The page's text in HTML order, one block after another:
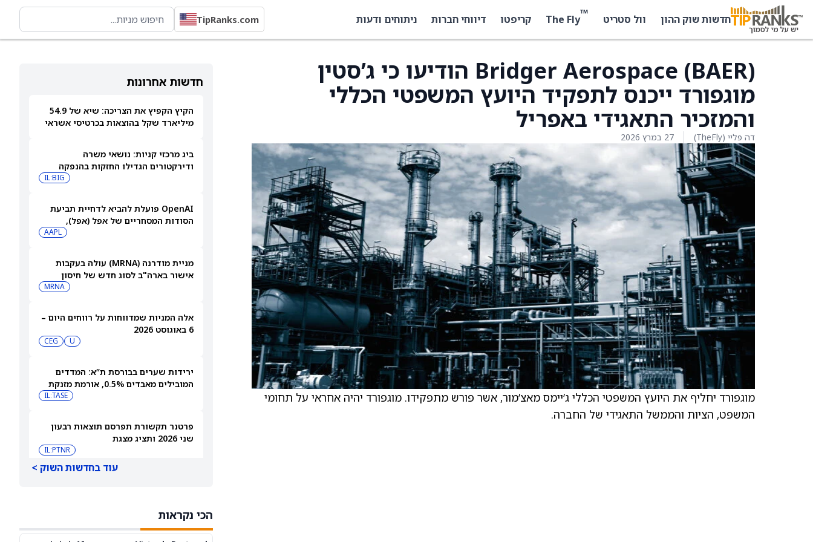
חדשות שוק ההון וול סטריט ™
The Fly קריפטו דיווחי חברות ניתוחים ודעות TipRanks.com
חדשות אחרונות
הקיץ הקפיץ את הצריכה: שיא של 54.9
מיליארד שקל בהוצאות בכרטיסי אשראי
ביג מרכזי קניות: נושאי משרה
ודירקטורים הגדילו החזקות בהנפקה
IL:BIG
OpenAI פועלת להביא לדחיית תביעת
הסודות המסחריים של אפל (אפל),
שאותה כינתה "רשלנית, אגרסיבית AAPL
מניית מודרנה (MRNA) עולה בעקבות
אישור בארה"ב לסוג חדש של חיסון
MRNA
אלה המניות שמדווחות על רווחים היום –
6 באוגוסט 2026
U
CEG
ירידות שערים בבורסת ת”א: המדדים
המובילים מאבדים 0.5%, אורמת מזנקת
IL:TASE
פרטנר תקשורת תפרסם תוצאות רבעון
שני 2026 ותציג מצגת
IL:PTNR
אאורה השקעות זכתה בפרויקט
עוד בחדשות השוק >
הכי נקראות
Bridger Aerospace (BAER) הודיעו כי ג’סטין
מוגפורד ייכנס לתפקיד היועץ המשפטי הכללי
והמזכיר התאגידי באפריל
דה פליי (TheFly) 27 במרץ 2026
מוגפורד יחליף את היועץ המשפטי הכללי ג’יימס מאצ’מור, אשר פורש מתפקידו. מוגפורד יהיה אחראי על תחומי
המשפט, הציות והממשל התאגידי של החברה.